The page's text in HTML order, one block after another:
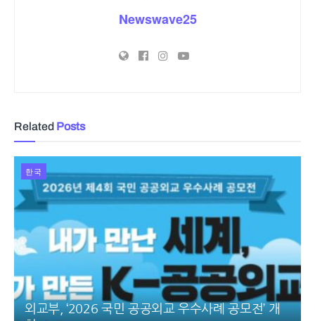
Newswave25
Related Posts
한국
외교부, ‘2026 국민 공공외교 우수사례 공모전’ 개